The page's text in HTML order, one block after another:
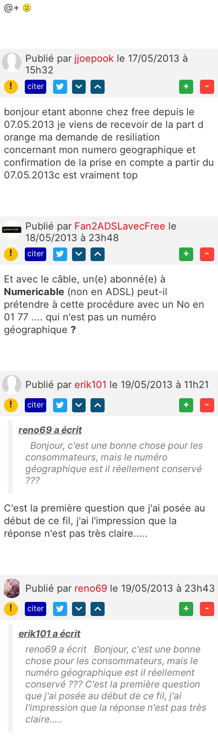
@+
Publié par jjoepook le 17/05/2013 à
15h32
!
citer + -
bonjour etant abonne chez free depuis le
07.05.2013 je viens de recevoir de la part d
orange ma demande de resiliation
concernant mon numero geographique et
confirmation de la prise en compte a partir du
07.05.2013c est vraiment top
Publié par Fan2ADSLavecFree le
18/05/2013 à 23h48
!
citer + -
Et avec le câble, un(e) abonné(e) à
Numericable (non en ADSL) peut-il
prétendre à cette procédure avec un No en
01 77 .... qui n'est pas un numéro
géographique ?
Publié par erik101 le 19/05/2013 à 11h21
!
citer + -
reno69 a écrit
Bonjour, c'est une bonne chose pour les
consommateurs, mais le numéro
géographique est il réellement conservé
???
C'est la première question que j'ai posée au
début de ce fil, j'ai l'impression que la
réponse n'est pas très claire.....
Publié par reno69 le 19/05/2013 à 23h43
!
citer + -
erik101 a écrit
reno69 a écrit Bonjour, c'est une bonne
chose pour les consommateurs, mais le
numéro géographique est il réellement
conservé ??? C'est la première question
que j'ai posée au début de ce fil, j'ai
l'impression que la réponse n'est pas très
claire.....